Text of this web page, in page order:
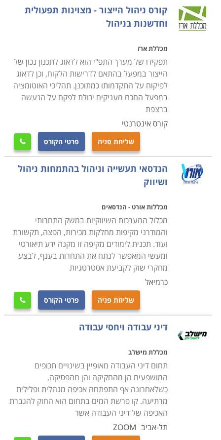
קורס ניהול הייצור - מצוינות תפעולית
וחדשנות בניהול
מכללת ארז
תפקידו של מערך התפ"י הוא לדאוג לתכנון נכון של
הייצור במפעל בהתאם לדרישות הלקוח, וכן לדאוג
לפיקוח על התקדמותו כמתוכנן. תהליכי האוטומציה
במפעל החכם מעניקים יכולת לפקח על הנעשה
ברצפת
קורס אינטרנטי
שליחת פניה פרטי הקורס 
הנדסאי תעשייה וניהול בהתמחות ניהול
ושיווק
מכללות אורט - הנדסאים
מכלול המערכות השיווקיות במשק התחרותי
והמודרני מקיפות מחלקות מכירות, הפצה, תקשורת
ועוד. תכנית לימודים מקיפה זו מקנה ידע תיאורטי
ומעשי המאפשר לנתח את התחרות בענף, לבצע
מחקרי שוק לקביעת אסטרטגיות
כרמיאל
שליחת פניה פרטי הקורס 
דיני עבודה ויחסי עבודה
מכללת מישלב
תחום דיני העבודה מאופיין בשינויים תכופים
המושפעים הן מהחקיקה והן מהפסיקה,
כשלאחרונה אף התפתחה אכיפה מנהלית ופלילית
מרתיעה. קו פרשת המים בתחום הוא החוק להגברת
האכיפה של דיני העבודה אשר
תל-אביב ZOOM